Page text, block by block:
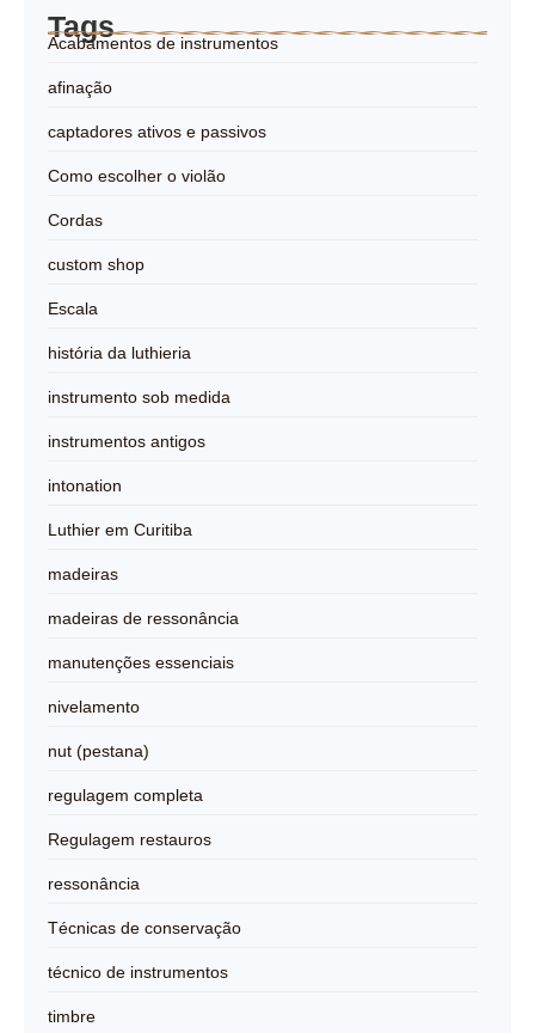
Tags
Acabamentos de instrumentos
afinação
captadores ativos e passivos
Como escolher o violão
Cordas
custom shop
Escala
história da luthieria
instrumento sob medida
instrumentos antigos
intonation
Luthier em Curitiba
madeiras
madeiras de ressonância
manutenções essenciais
nivelamento
nut (pestana)
regulagem completa
Regulagem restauros
ressonância
Técnicas de conservação
técnico de instrumentos
timbre